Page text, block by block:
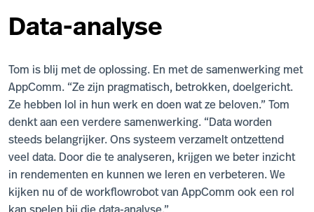
Data-analyse
Tom is blij met de oplossing. En met de samenwerking met
AppComm. “Ze zijn pragmatisch, betrokken, doelgericht.
Ze hebben lol in hun werk en doen wat ze beloven.” Tom
denkt aan een verdere samenwerking. “Data worden
steeds belangrijker. Ons systeem verzamelt ontzettend
veel data. Door die te analyseren, krijgen we beter inzicht
in rendementen en kunnen we leren en verbeteren. We
kijken nu of de workflowrobot van AppComm ook een rol